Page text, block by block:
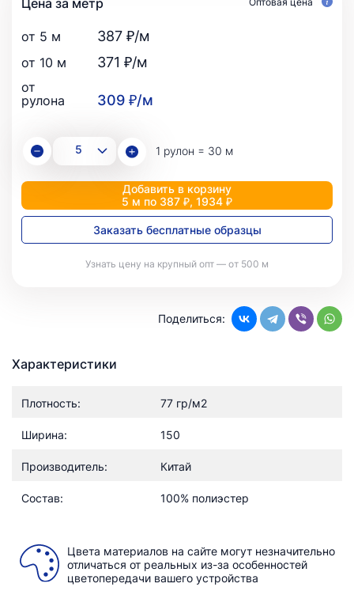
от 5 м 387 ₽/м
от 10 м 371 ₽/м
от
рулона
309 ₽/м
1 рулон = 30 м
Добавить в корзину
5 м по 387 ₽, 1934 ₽
Заказать бесплатные образцы
Узнать цену на крупный опт — от 500 м
Поделиться:
Характеристики
Плотность: 77 гр/м2
Ширина: 150
Производитель: Китай
Состав: 100% полиэстер
Цвета материалов на сайте могут незначительно
отличаться от реальных из-за особенностей
цветопередачи вашего устройства